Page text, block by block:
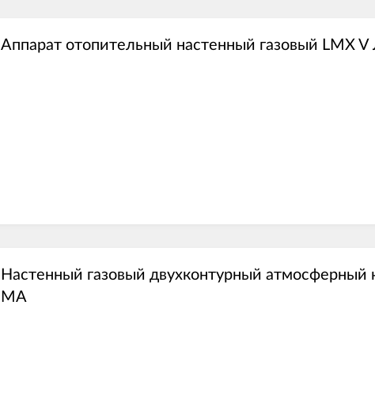
Аппарат отопительный настенный газовый LMX
Настенный газовый двухконтурный
MA